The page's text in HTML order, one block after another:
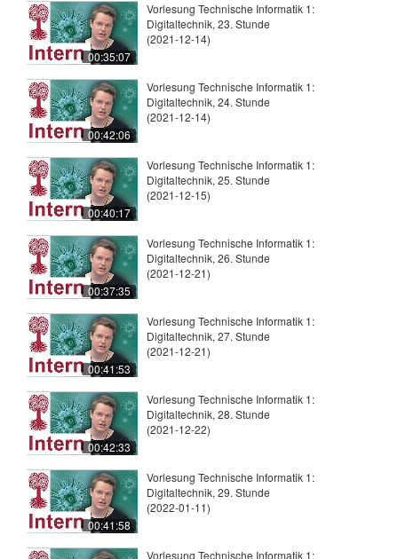
00:35:07
Vorlesung Technische Informatik 1:
Digitaltechnik, 23. Stunde
(2021-12-14)
00:42:06
Vorlesung Technische Informatik 1:
Digitaltechnik, 24. Stunde
(2021-12-14)
00:40:17
Vorlesung Technische Informatik 1:
Digitaltechnik, 25. Stunde
(2021-12-15)
00:37:35
Vorlesung Technische Informatik 1:
Digitaltechnik, 26. Stunde
(2021-12-21)
00:41:53
Vorlesung Technische Informatik 1:
Digitaltechnik, 27. Stunde
(2021-12-21)
00:42:33
Vorlesung Technische Informatik 1:
Digitaltechnik, 28. Stunde
(2021-12-22)
00:41:58
Vorlesung Technische Informatik 1:
Digitaltechnik, 29. Stunde
(2022-01-11)
Vorlesung Technische Informatik 1: